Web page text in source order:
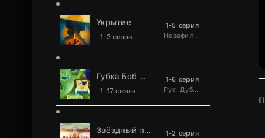
Укрытие
1-3 сезон
1-5 серия
Невафильм
Губка Боб Квадратные Штаны
1-17 сезон
1-6 серия
Рус. Дублированный
Звёздный путь: Странные новые миры
1-2 серия